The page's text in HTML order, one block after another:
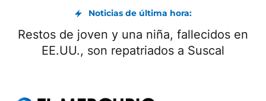
Noticias de última hora:
antes, durante y después de un
sismo en Ecuador?